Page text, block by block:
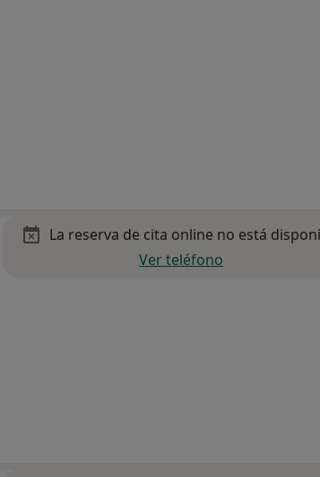
La reserva de cita online no está
Ver teléfono